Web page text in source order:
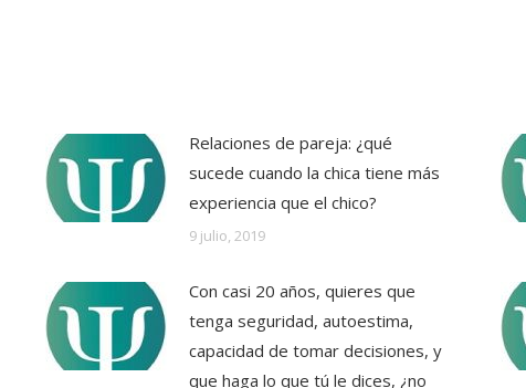
Relaciones de pareja: ¿qué
sucede cuando la chica tiene más
experiencia que el chico?
9 julio, 2019
Con casi 20 años, quieres que
tenga seguridad, autoestima,
capacidad de tomar decisiones, y
que haga lo que tú le dices, ¿no